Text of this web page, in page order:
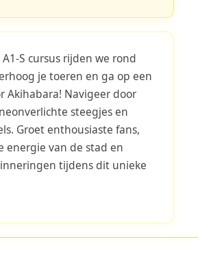
S cursus rijden we rond
je toeren en ga op een
Akihabara! Navigeer door
steegjes en
Groet enthousiaste fans,
energie van de stad en
tijdens dit unieke